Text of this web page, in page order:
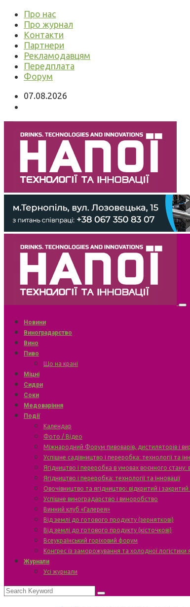
Про нас
Про журнал
Контакти
Партнери
Рекламодавцям
Передплата
Форум
07.08.2026
Новини
Виноградарство
Вино
Пиво
Що на крані
Міцні
Сидри
Соки
Медоваріння
Події
Календар
Фото / Відео
Міжнародний Форум пивоварів, дистиляторів і
Успішне садівництво і переробка: технології та
Ягідництво і переробка в умовах воєнного
Ягідництво і переробка: технології та інновації
Овочівництво та ягідництво: відкритий і закритий
Успішне виноградарство і виноробство
Винний клуб «Галерея»
Від землі до готового продукту (зерняткові)
Від землі до готового продукту (кісточкові)
Всеукраїнський горіховий форум
Конгрес із заморожування та холодної логістики
Журнали
Усі журнали